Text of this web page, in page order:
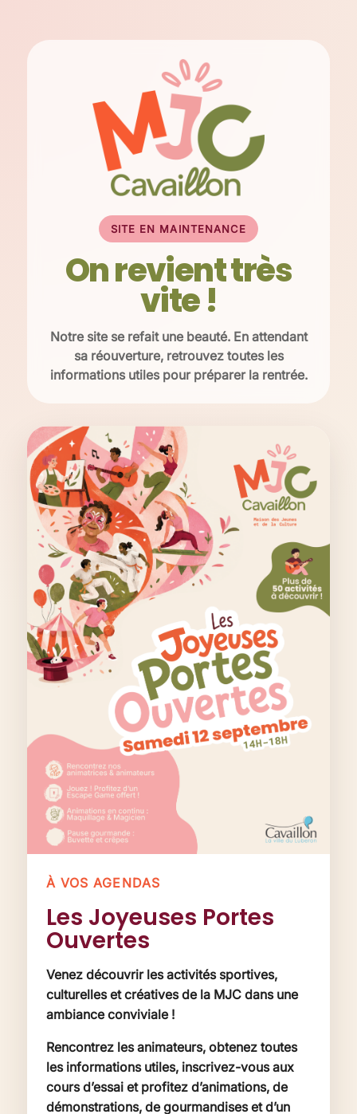
SITE EN MAINTENANCE
On revient très
vite !
Notre site se refait une beauté. En attendant
sa réouverture, retrouvez toutes les
informations utiles pour préparer la rentrée.
À VOS AGENDAS
Les Joyeuses Portes
Ouvertes
Venez découvrir les activités sportives,
culturelles et créatives de la MJC dans une
ambiance conviviale !
Rencontrez les animateurs, obtenez toutes
les informations utiles, inscrivez-vous aux
cours d’essai et profitez d’animations, de
démonstrations, de gourmandises et d’un